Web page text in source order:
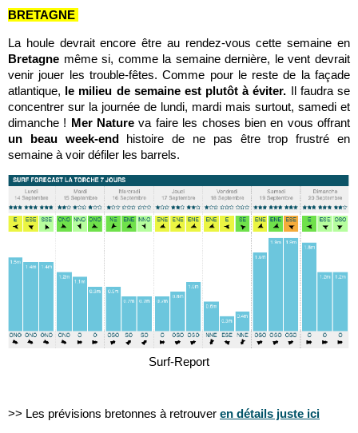
BRETAGNE
La houle devrait encore être au rendez-vous cette semaine en
Bretagne même si, comme la semaine dernière, le vent devrait
venir jouer les trouble-fêtes. Comme pour le reste de la façade
atlantique, le milieu de semaine est plutôt à éviter. Il faudra se
concentrer sur la journée de lundi, mardi mais surtout, samedi et
dimanche ! Mer Nature va faire les choses bien en vous offrant
un beau week-end histoire de ne pas être trop frustré en
semaine à voir défiler les barrels.
Surf-Report
>> Les prévisions bretonnes à retrouver en détails juste ici